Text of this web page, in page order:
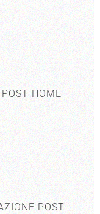
HOME
POST